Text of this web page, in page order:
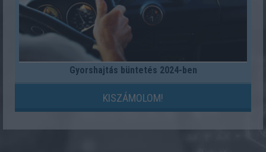
Gyorshajtás büntetés 2024-ben
KISZÁMOLOM!